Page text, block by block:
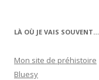
LÀ OÙ JE VAIS SOUVENT…
Mon site de préhistoire
Bluesy